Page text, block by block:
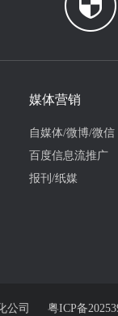
媒体营销
自媒体/微博/微信
百度信息流推广
报刊/纸媒
化公司 粤ICP备